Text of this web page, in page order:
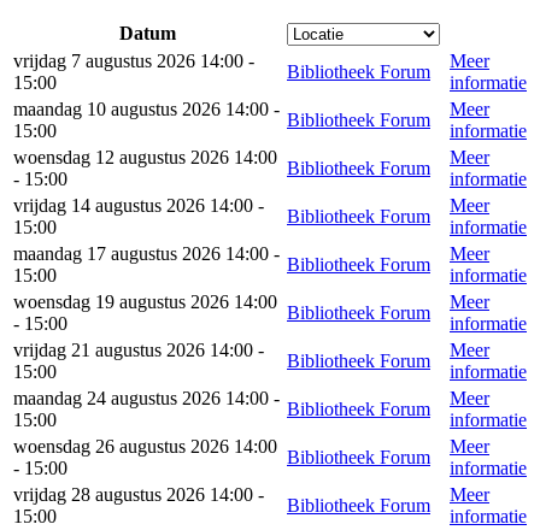
Datum
vrijdag 7 augustus 2026 14:00 -
15:00
Bibliotheek Forum
Meer
informatie
maandag 10 augustus 2026 14:00 -
15:00
Bibliotheek Forum
Meer
informatie
woensdag 12 augustus 2026 14:00
- 15:00
Bibliotheek Forum
Meer
informatie
vrijdag 14 augustus 2026 14:00 -
15:00
Bibliotheek Forum
Meer
informatie
maandag 17 augustus 2026 14:00 -
15:00
Bibliotheek Forum
Meer
informatie
woensdag 19 augustus 2026 14:00
- 15:00
Bibliotheek Forum
Meer
informatie
vrijdag 21 augustus 2026 14:00 -
15:00
Bibliotheek Forum
Meer
informatie
maandag 24 augustus 2026 14:00 -
15:00
Bibliotheek Forum
Meer
informatie
woensdag 26 augustus 2026 14:00
- 15:00
Bibliotheek Forum
Meer
informatie
vrijdag 28 augustus 2026 14:00 -
15:00
Bibliotheek Forum
Meer
informatie